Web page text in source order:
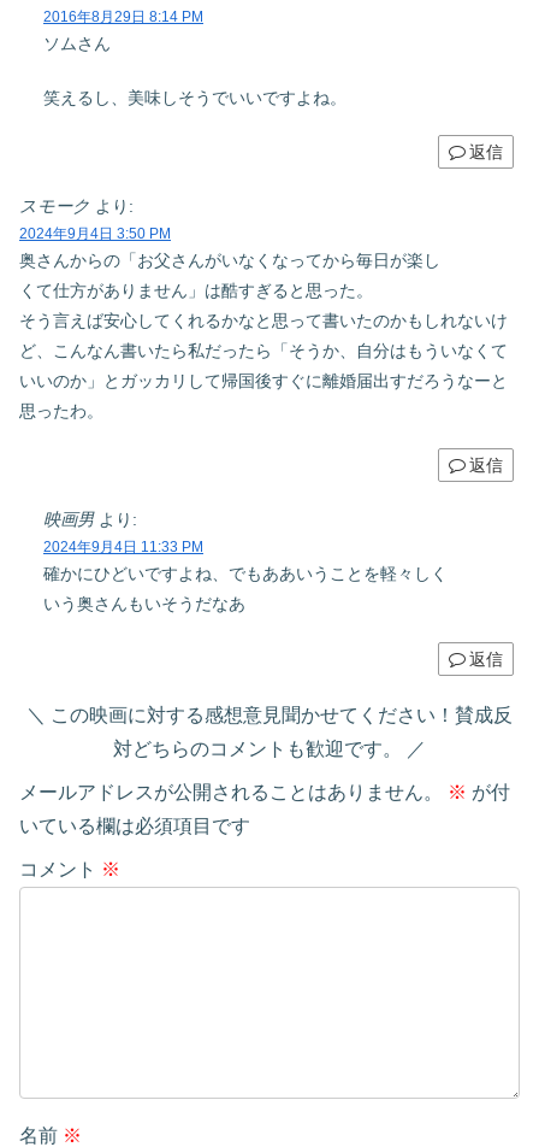
2016年8月29日 8:14 PM
ソムさん
笑えるし、美味しそうでいいですよね。
返信
スモーク より:
2024年9月4日 3:50 PM
奥さんからの「お父さんがいなくなってから毎日が楽し
くて仕方がありません」は酷すぎると思った。
そう言えば安心してくれるかなと思って書いたのかもしれないけ
ど、こんなん書いたら私だったら「そうか、自分はもういなくて
いいのか」とガッカリして帰国後すぐに離婚届出すだろうなーと
思ったわ。
返信
映画男 より:
2024年9月4日 11:33 PM
確かにひどいですよね、でもああいうことを軽々しく
いう奥さんもいそうだなあ
返信
この映画に対する感想意見聞かせてください！賛成反
対どちらのコメントも歓迎です。
メールアドレスが公開されることはありません。 ※ が付
いている欄は必須項目です
コメント ※
名前 ※